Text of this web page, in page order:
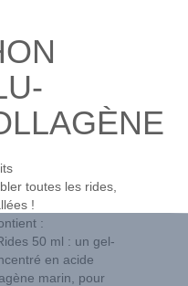
toutes les rides,
!
:
50 ml : un gel-
en acide
marin, pour